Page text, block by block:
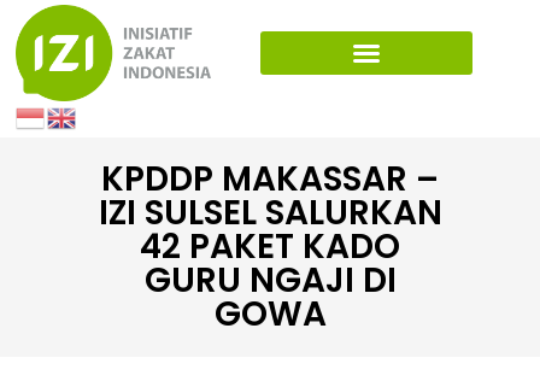
KPDDP MAKASSAR –
IZI SULSEL SALURKAN
42 PAKET KADO
GURU NGAJI DI
GOWA